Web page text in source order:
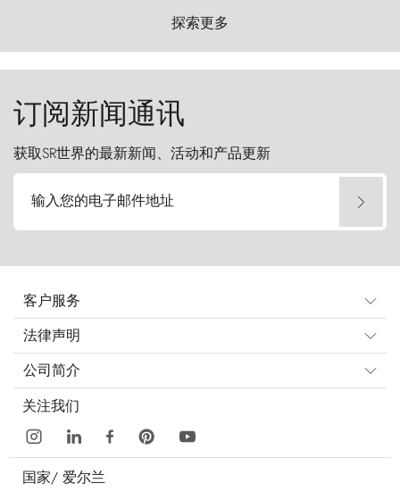
以远古的怒号雕琢着自然，而百内塔（Torres
del Paine）则宛如石砌的哨兵，傲然向苍穹发
起挑战。
探索更多
订阅新闻通讯
获取SR世界的最新新闻、活动和产品更新
输入您的电子邮件地址
客户服务
法律声明
公司简介
关注我们
国家/ 爱尔兰